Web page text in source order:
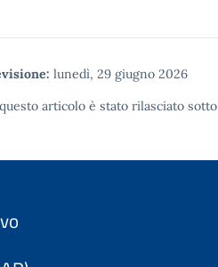
lunedì, 29 giugno 2026
articolo è stato rilasciato sotto